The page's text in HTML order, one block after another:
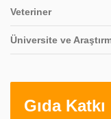
Veteriner
Üniversite ve
Gıda